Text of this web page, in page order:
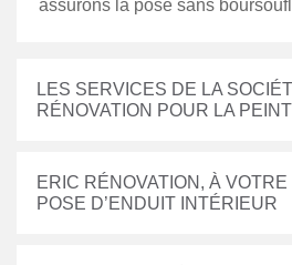
assurons la pose sans
LES SERVICES DE LA
RÉNOVATION POUR LA
ERIC RÉNOVATION, À
POSE D’ENDUIT INTÉRIEUR